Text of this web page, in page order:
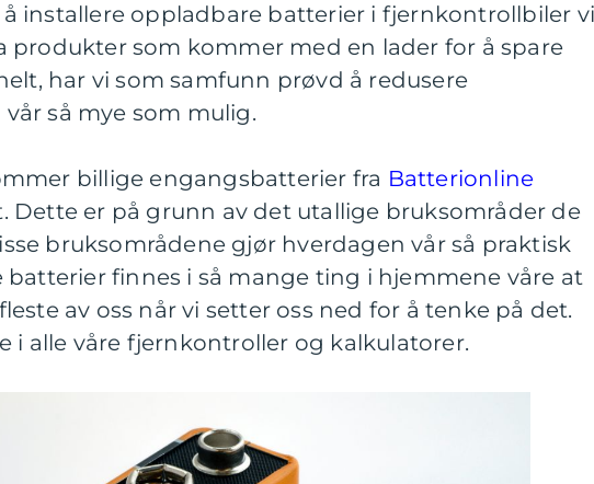
installere oppladbare batterier i fjernkontrollbiler vi
produkter som kommer med en lader for å spare
har vi som samfunn prøvd å redusere
så mye som mulig.
billige engangsbatterier fra Batterionline
Dette er på grunn av det utallige bruksområder de
bruksområdene gjør hverdagen vår så praktisk
batterier finnes i så mange ting i hjemmene våre at
av oss når vi setter oss ned for å tenke på det.
i alle våre fjernkontroller og kalkulatorer.